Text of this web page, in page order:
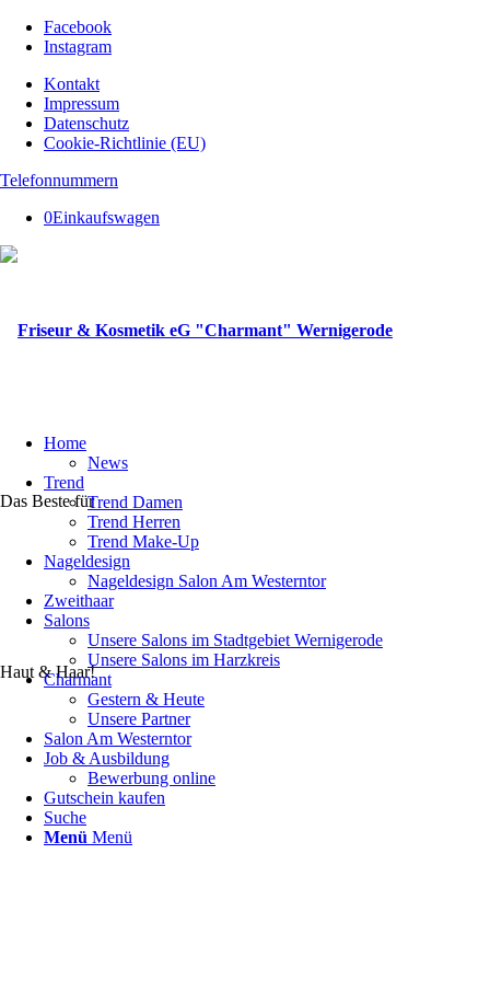
Facebook
Instagram
Kontakt
Impressum
Datenschutz
Cookie-Richtlinie (EU)
Telefonnummern
0Einkaufswagen
Das Beste für
Haut & Haar!
Home
News
Trend
Trend Damen
Trend Herren
Trend Make-Up
Nageldesign
Nageldesign Salon Am Westerntor
Zweithaar
Salons
Unsere Salons im Stadtgebiet Wernigerode
Unsere Salons im Harzkreis
Charmant
Gestern & Heute
Unsere Partner
Salon Am Westerntor
Job & Ausbildung
Bewerbung online
Gutschein kaufen
Suche
Menü Menü